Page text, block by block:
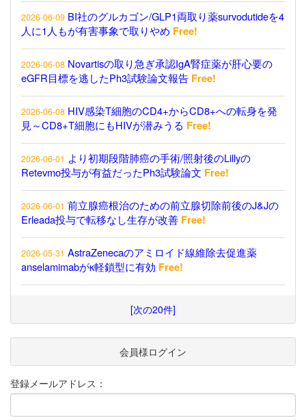
2026-06-09 BI社のグルカゴン/GLP1両取り薬survodutideを4
人に1人もが有害事象で取りやめ Free!
2026-06-08 Novartisの取り急ぎ承認IgA腎症薬が肝心要の
eGFR目標を逃したPh3試験論文報告 Free!
2026-06-08 HIV感染T細胞のCD4+からCD8+への転身を発
見～CD8+T細胞にもHIVが潜みうる Free!
2026-06-01 より初期段階肺癌の手術/照射後のLillyの
Retevmo投与が有益だったPh3試験論文 Free!
2026-06-01 前立腺癌根治のための前立腺切除前後のJ&Jの
Erleada投与で転移なし生存が改善 Free!
2026-05-31 AstraZenecaのアミロイド線維除去促進薬
anselamimabがκ軽鎖型に有効 Free!
[次の20件]
会員様ログイン
登録メールアドレス：